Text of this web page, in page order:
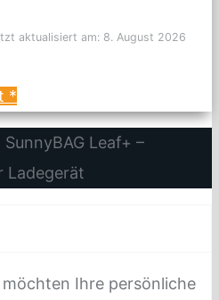
aktualisiert am: 8. August 2026
*
SunnyBAG Leaf+ –
Ladegerät
Ihre persönliche